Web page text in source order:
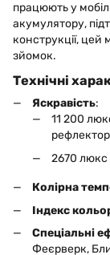
працюють у
акумулятору,
конструкції, цей
зйомок.
Технічні
Яскравість:
11 200
2670 люкс
Колірна
Індекс
Спеціальні
Феєрверк,